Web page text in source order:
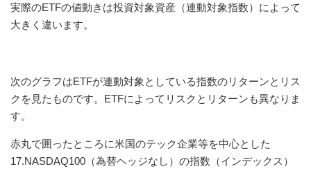
実際のETFの値動きは投資対象資産（連動対象指数）によって
大きく違います。
次のグラフはETFが連動対象としている指数のリターンとリス
クを見たものです。ETFによってリスクとリターンも異なりま
す。
赤丸で囲ったところに米国のテック企業等を中心とした
17.NASDAQ100（為替ヘッジなし）の指数（インデックス）